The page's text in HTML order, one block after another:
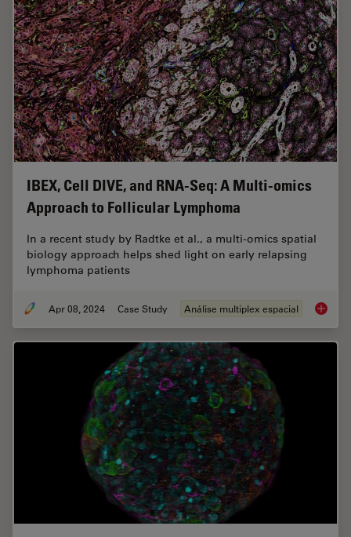
IBEX, Cell DIVE, and RNA-Seq: A Multi-omics
Approach to Follicular Lymphoma
In a recent study by Radtke et al., a multi-omics spatial
biology approach helps shed light on early relapsing
lymphoma patients
Apr 08, 2024 Case Study Análise multiplex espacial IBEX,